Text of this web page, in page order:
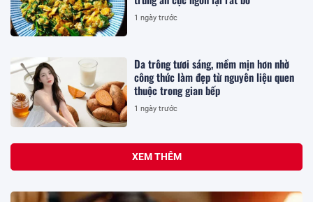
1 ngày trước
Da trông tươi sáng, mềm mịn hơn nhờ
công thức làm đẹp từ nguyên liệu quen
thuộc trong gian bếp
1 ngày trước
XEM THÊM